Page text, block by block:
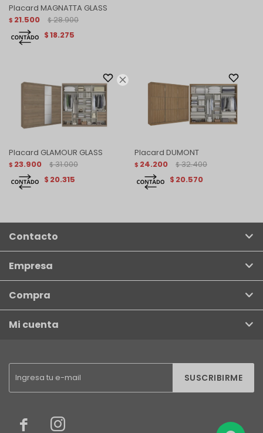

Placard MAGNATTA GLASS
$ 21.500 $ 28.900
$18.275
Placard GLAMOUR GLASS
$ 23.900 $ 31.000
$ 20.315
Placard DUMONT
$ 24.200 $ 32.400
$ 20.570
SUSCRIBIRME
 
Contacto
Empresa
Compra
Mi cuenta